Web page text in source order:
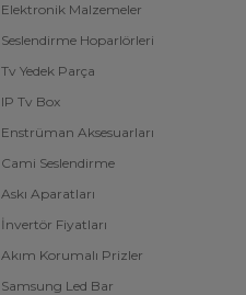
Elektronik Malzemeler
Seslendirme Hoparlörleri
Tv Yedek Parça
IP Tv Box
Enstrüman Aksesuarları
Cami Seslendirme
Askı Aparatları
İnvertör Fiyatları
Akım Korumalı Prizler
Samsung Led Bar